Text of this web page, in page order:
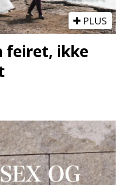
PLUS
feiret, ikke